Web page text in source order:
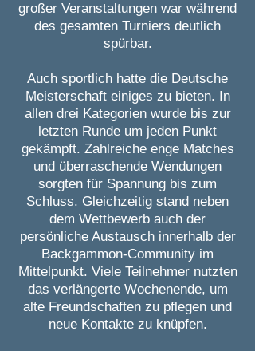
großer Veranstaltungen war während
des gesamten Turniers deutlich
spürbar.
Auch sportlich hatte die Deutsche
Meisterschaft einiges zu bieten. In
allen drei Kategorien wurde bis zur
letzten Runde um jeden Punkt
gekämpft. Zahlreiche enge Matches
und überraschende Wendungen
sorgten für Spannung bis zum
Schluss. Gleichzeitig stand neben
dem Wettbewerb auch der
persönliche Austausch innerhalb der
Backgammon-Community im
Mittelpunkt. Viele Teilnehmer nutzten
das verlängerte Wochenende, um
alte Freundschaften zu pflegen und
neue Kontakte zu knüpfen.